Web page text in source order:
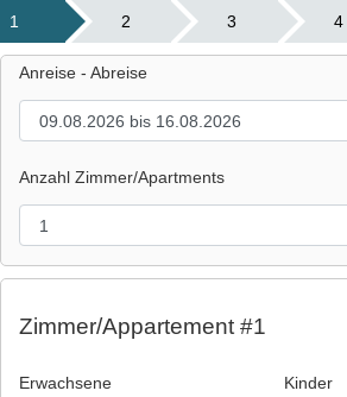
1 2 3 4
Anreise - Abreise
Anzahl Zimmer/Apartments
Zimmer/Appartement #1
Erwachsene Kinder